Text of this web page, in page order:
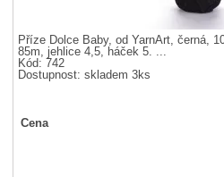
Příze Dolce Baby, od YarnArt, černá,
85m, jehlice 4,5, háček 5. ...
Kód: 742
Dostupnost:skladem 3ks
Cena